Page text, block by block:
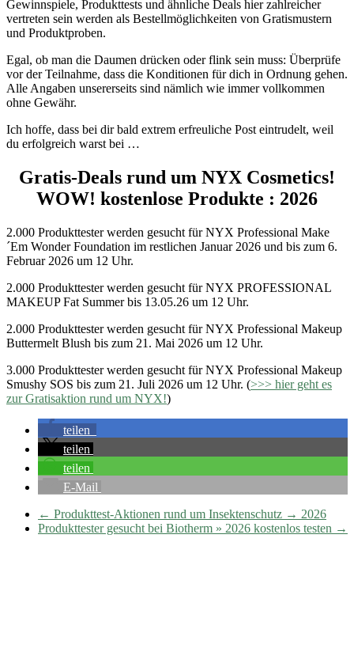
Gewinnspiele, Produkttests und ähnliche Deals hier zahlreicher
vertreten sein werden als Bestellmöglichkeiten von Gratismustern
und Produktproben.
Egal, ob man die Daumen drücken oder flink sein muss: Überprüfe
vor der Teilnahme, dass die Konditionen für dich in Ordnung gehen.
Alle Angaben unsererseits sind nämlich wie immer vollkommen
ohne Gewähr.
Ich hoffe, dass bei dir bald extrem erfreuliche Post eintrudelt, weil
du erfolgreich warst bei …
Gratis-Deals rund um NYX Cosmetics!
WOW! kostenlose Produkte : 2026
2.000 Produkttester werden gesucht für NYX Professional Make
´Em Wonder Foundation im restlichen Januar 2026 und bis zum 6.
Februar 2026 um 12 Uhr.
2.000 Produkttester werden gesucht für NYX PROFESSIONAL
MAKEUP Fat Summer bis 13.05.26 um 12 Uhr.
2.000 Produkttester werden gesucht für NYX Professional Makeup
Buttermelt Blush bis zum 21. Mai 2026 um 12 Uhr.
3.000 Produkttester werden gesucht für NYX Professional Makeup
Smushy SOS bis zum 21. Juli 2026 um 12 Uhr. (>>> hier geht es
zur Gratisaktion rund um NYX!)
teilen
teilen
teilen
E-Mail
← Produkttest-Aktionen rund um Insektenschutz → 2026
Produkttester gesucht bei Biotherm » 2026 kostenlos testen →